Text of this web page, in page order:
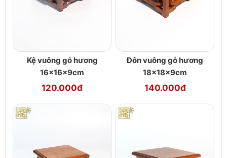
Kệ vuông gỗ hương
16x16x9cm
120.000đ
Đôn vuông gỗ hương
18x18x9cm
140.000đ